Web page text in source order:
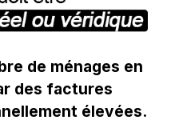
de ménages en
des factures
élevées.